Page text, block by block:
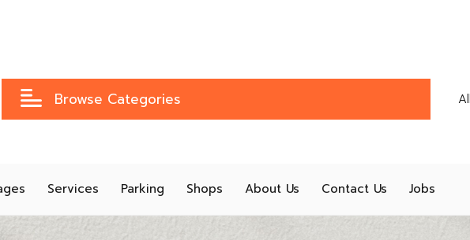
Browse Categories
Services Parking Shops About Us Contact Us Jobs